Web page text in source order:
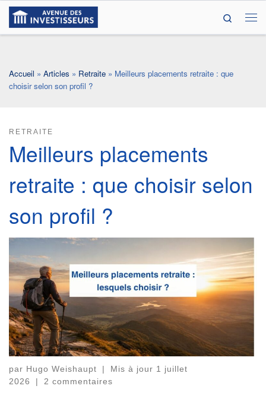
Passer au contenu
Search
Accueil » Articles » Retraite » Meilleurs placements retraite : que
choisir selon son profil ?
RETRAITE
Meilleurs placements
retraite : que choisir selon
son profil ?
par Hugo Weishaupt | Mis à jour 1 juillet
2026
| 2 commentaires